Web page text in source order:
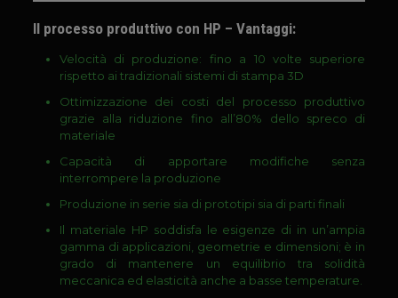
Il processo produttivo con HP – Vantaggi:
Velocità di produzione: fino a 10 volte superiore
rispetto ai tradizionali sistemi di stampa 3D
Ottimizzazione dei costi del processo produttivo
grazie alla riduzione fino all’80% dello spreco di
materiale
Capacità di apportare modifiche senza
interrompere la produzione
Produzione in serie sia di prototipi sia di parti finali
Il materiale HP soddisfa le esigenze di in un’ampia
gamma di applicazioni, geometrie e dimensioni; è in
grado di mantenere un equilibrio tra solidità
meccanica ed elasticità anche a basse temperature.